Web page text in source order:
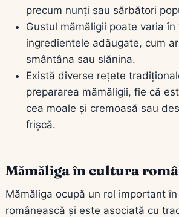
precum nunți sau sărbători
Gustul mămăligii poate varia
ingredientele adăugate, cum
smântâna sau slănina.
Există diverse rețete
prepararea mămăligii, fie că
cea moale și cremoasă sau
frișcă.
Mămăliga în cultura
Mămăliga ocupă un rol important
românească și este asociată cu